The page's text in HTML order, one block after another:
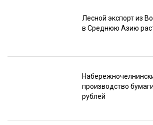
Лесной экспорт из
в Среднюю Азию
производство
рублей